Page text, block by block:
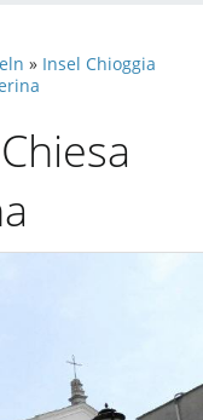
» Insel Chioggia